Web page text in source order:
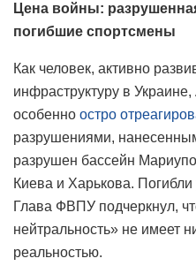
Цена войны:
погибшие спортсмены
Как человек, активно
инфраструктуру в
особенно остро
разрушениями,
разрушен бассейн
Киева и Харькова.
Глава ФВПУ подчеркнул,
нейтральность» не имеет
реальностью.